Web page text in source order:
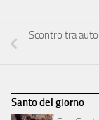
Scontro tra
Santo del giorno